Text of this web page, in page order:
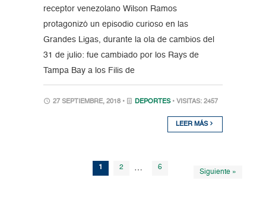
receptor venezolano Wilson Ramos
protagonizó un episodio curioso en las
Grandes Ligas, durante la ola de cambios del
31 de julio: fue cambiado por los Rays de
Tampa Bay a los Filis de
27 SEPTIEMBRE, 2018 • DEPORTES • VISITAS: 2457
LEER MÁS
1 2 … 6
Siguiente »